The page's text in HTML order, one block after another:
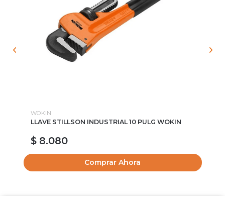
WOKIN
LLAVE STILLSON INDUSTRIAL 10 PULG WOKIN
$ 8.080
Comprar Ahora